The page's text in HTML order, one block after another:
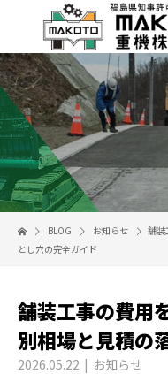
BLOG お知らせ
舗装
とし穴の完全ガイド
舗装工事の費用
別相場と見積の
2026.05.22 お知らせ